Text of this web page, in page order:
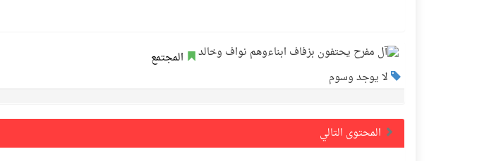
المجتمع
لا يوجد وسوم
المحتوى التالي